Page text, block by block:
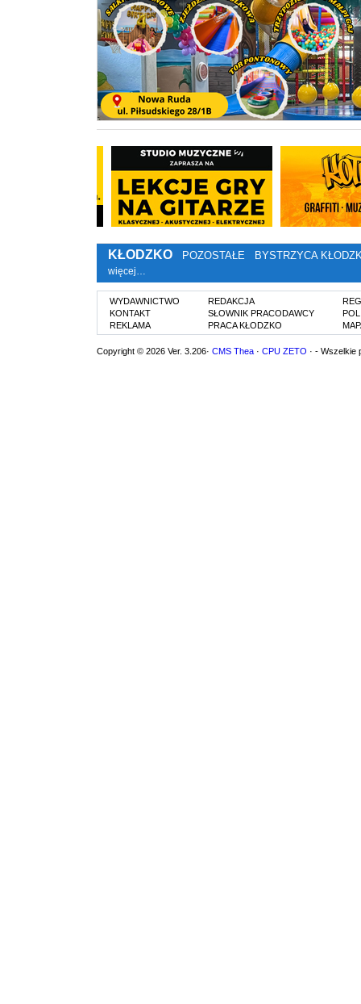
KŁODZKO POZOSTAŁE BYSTRZYCA
więcej…
WYDAWNICTWO
KONTAKT
REKLAMA
REDAKCJA
SŁOWNIK PRACODAWCY
PRACA KŁODZKO
Copyright © 2026 Ver. 3.206· CMS Thea · CPU ZETO · - Wszelkie